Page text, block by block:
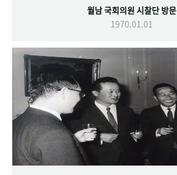
월남 국회의원 시찰단 방문
1970.01.01